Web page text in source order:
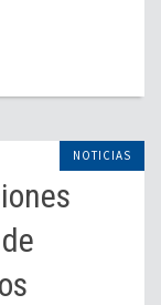
NOTICIAS